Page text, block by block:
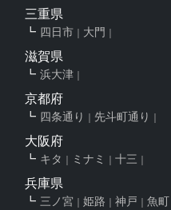
三重県
四日市 大門
滋賀県
浜大津
京都府
四条通り 先斗町通り
大阪府
キタ ミナミ 十三
兵庫県
三ノ宮 姫路 神戸 魚町